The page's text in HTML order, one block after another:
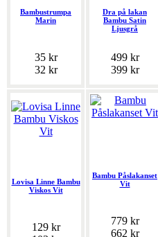
Bambustrumpa
Marin
35 kr
32 kr
Dra på lakan
Bambu Satin
Ljusgrå
499 kr
399 kr
Lovisa Linne Bambu
Viskos Vit
129 kr
Bambu Påslakanset
Vit
779 kr
662 kr